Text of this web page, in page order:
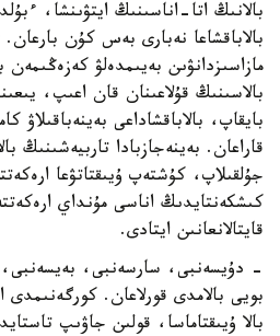
بالانىڭ اتا-اناسىنىڭ ايتۋىنشا،
بالاباقشاعا نەبارى بەس كۇن بارعان.
مازاسىزدانۋىن بەيىمدەلۋ كەزەڭىمەن
بالاسىنىڭ قۇلاعىنان قان اعىپ،
بايقاپ، بالاباقشاداعى بەينەباقىلاۋ
قاراعان. بەينەجازبادا تاربيەشىنىڭ
جۇلقىلاپ، كۇشتەپ ۇيىقتاتۋعا
كىشكەنتايدىڭ اناسى مۇنداي
قايتالانعانىن ايتادى.
- دۇيسەنبى، سارسەنبى،
بويى بالامدى قورلاعان. كورگەنىمدى
بالا ۇيىقتاماسا، قولىن جاۋىپ